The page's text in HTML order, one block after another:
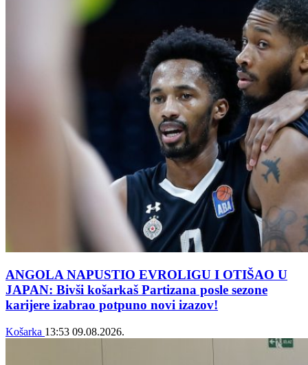
ANGOLA NAPUSTIO EVROLIGU I OTIŠAO U
JAPAN: Bivši košarkaš Partizana posle sezone
karijere izabrao potpuno novi izazov!
Košarka 13:53 09.08.2026.